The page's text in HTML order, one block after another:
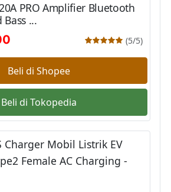
PRO Amplifier Bluetooth
Bass ...
(5/5)
Beli di Shopee
Beli di Tokopedia